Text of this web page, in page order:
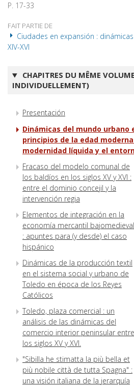
P. 17-33
FAIT PARTIE DE
Ciudades en expansión :
XIV-XVI
CHAPITRES DU MÊME
INDIVIDUELLEMENT)
Presentación
Dinámicas del mundo urbano
principios de la edad
modernidad líquida y el
Fracaso del modelo comunal de
los baldíos en los siglos XV y XVI :
entre el dominio concejil y la
intervención regia
Elementos de integración en la
economía mercantil bajomedieval
: apuntes para (y desde) el caso
hispánico
Dinámicas de la producción textil
en el sistema social y urbano de
Toledo en época de los Reyes
Católicos
Toledo, plaza comercial : un
análisis de las dinámicas del
comercio interior peninsular entre
los siglos XV y XVI.
"Sibilla he stimatta la più bella et
più nobile città de tutta Spagna" :
una visión italiana de la jerarquía